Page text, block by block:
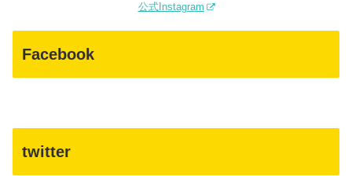
公式Instagram
Facebook
twitter